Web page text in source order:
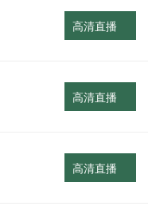
高清直播
高清直播
高清直播